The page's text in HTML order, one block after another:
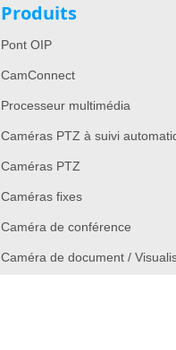
Produits
Pont OIP
CamConnect
Processeur multimédia
Caméras PTZ à suivi
Caméras PTZ
Caméras fixes
Caméra de conférence
Caméra de document /